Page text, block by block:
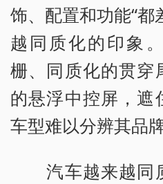
饰、配置和功能“都
越同质化的印象
栅、同质化的贯穿
的悬浮中控屏，遮
车型难以分辨其品牌
汽车越来越同